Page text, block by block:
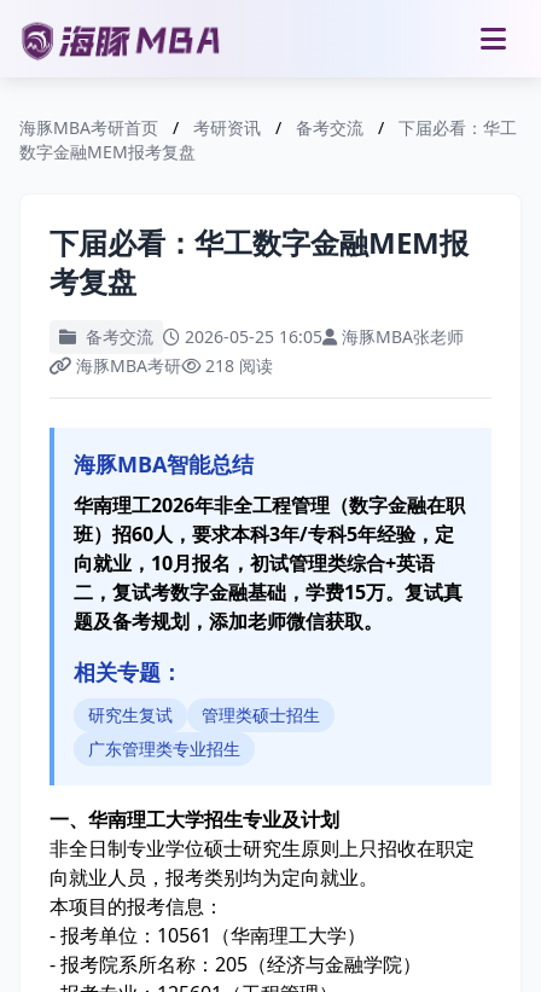
海豚MBA考研首页 / 考研资讯 / 备考交流 /
下届必看：华工
数字金融MEM报考复盘
下届必看：华工数字金融MEM报
考复盘
备考交流 2026-05-25 16:05
海豚MBA张老师
海豚MBA考研
218 阅读
海豚MBA智能总结
华南理工2026年非全工程管理（数字金融在职
班）招60人，要求本科3年/专科5年经验，定
向就业，10月报名，初试管理类综合+英语
二，复试考数字金融基础，学费15万。复试真
题及备考规划，添加老师微信获取。
相关专题：
研究生复试
管理类硕士招生
广东管理类专业招生
一、华南理工大学招生专业及计划
非全日制专业学位硕士研究生原则上只招收在职定
向就业人员，报考类别均为定向就业。
本项目的报考信息：
- 报考单位：10561（华南理工大学）
- 报考院系所名称：205（经济与金融学院）